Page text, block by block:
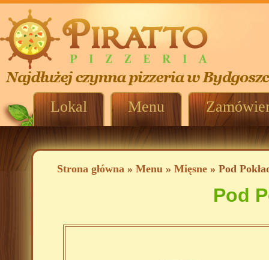
Lokal Menu
Strona główna » Menu » Mięsne » Pod
Pod